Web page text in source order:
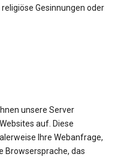
Gesinnungen oder
unsere Server
auf. Diese
Ihre Webanfrage,
Browsersprache, das